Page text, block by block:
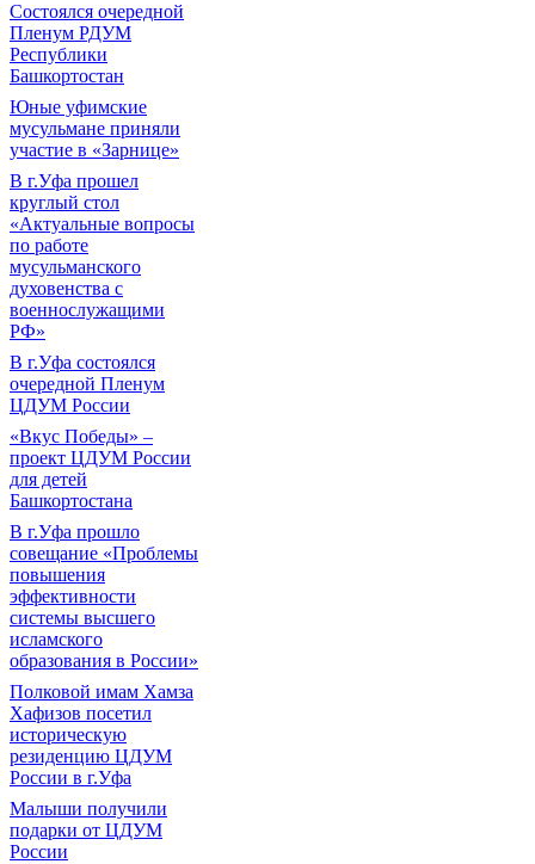
Состоялся очередной
Пленум РДУМ
Республики
Башкортостан
Юные уфимские
мусульмане приняли
участие в «Зарнице»
В г.Уфа прошел
круглый стол
«Актуальные вопросы
по работе
мусульманского
духовенства с
военнослужащими
РФ»
В г.Уфа состоялся
очередной Пленум
ЦДУМ России
«Вкус Победы» –
проект ЦДУМ России
для детей
Башкортостана
В г.Уфа прошло
совещание «Проблемы
повышения
эффективности
системы высшего
исламского
образования в России»
Полковой имам Хамза
Хафизов посетил
историческую
резиденцию ЦДУМ
России в г.Уфа
Малыши получили
подарки от ЦДУМ
России